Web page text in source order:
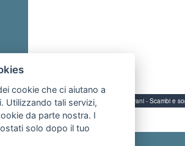
Servizi per i giovani - Scambi e
cookie che ci aiutano a
Utilizzando tali servizi,
da parte nostra. I
solo dopo il tuo